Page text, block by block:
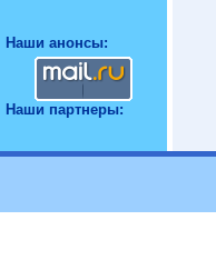
Наши анонсы:
Наши партнеры: